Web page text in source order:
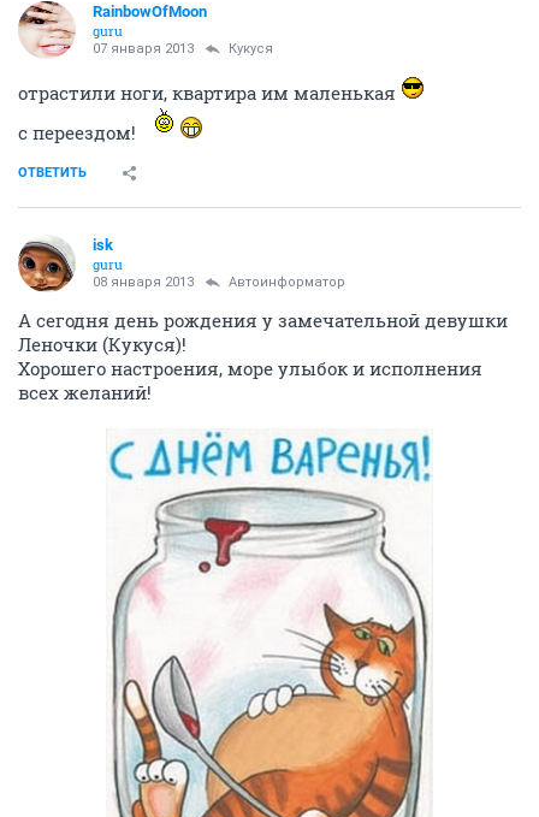
RainbowOfMoon
guru
07 января 2013 Кукуся
отрастили ноги, квартира им маленькая
с переездом!
ОТВЕТИТЬ
isk
guru
08 января 2013 Автоинформатор
А сегодня день рождения у замечательной девушки
Леночки (Кукуся)!
Хорошего настроения, море улыбок и исполнения
всех желаний!